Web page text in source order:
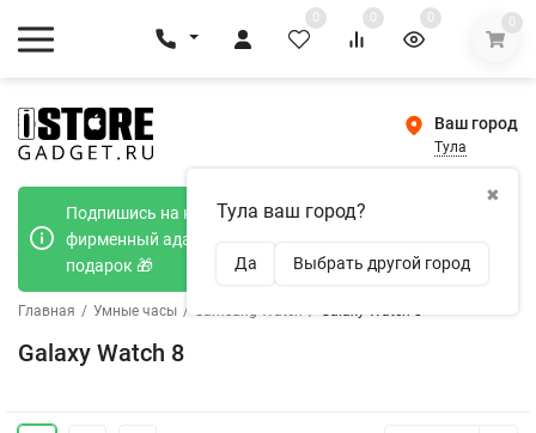
0 0 0 0
Ваш город
Тула
✖
Тула ваш город?
Да Выбрать другой город
Подпишись на наш телеграмм канал и получи
фирменный адаптер Type-C 20W при покупке в
подарок 🎁
Главная / Умные часы / Samsung Watch / Galaxy Watch 8
Galaxy Watch 8